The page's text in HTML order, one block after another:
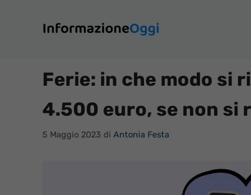
contenuto
Ferie: in che modo si
4.500 euro, se non si
5 Maggio 2023 di Antonia Festa